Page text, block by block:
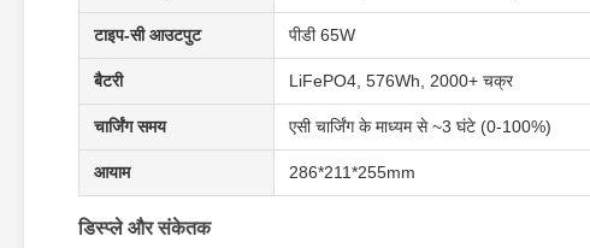
टाइप-सी आउटपुट पीडी 65W
बैटरी LiFePO4, 576Wh, 2000+ चक्र
चार्जिंग समय एसी चार्जिंग के माध्यम से ~3 घंटे (0-100%)
आयाम 286*211*255mm
डिस्प्ले और संकेतक